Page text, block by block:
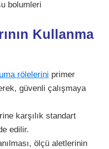
Kullanma
rölelerini primer
güvenli çalışmaya
karşılık standart
edilir.
ölçü aletlerinin